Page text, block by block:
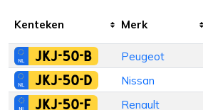
Kenteken Merk
JKJ-50-B Peugeot
JKJ-50-D Nissan
JKJ-50-F Renault